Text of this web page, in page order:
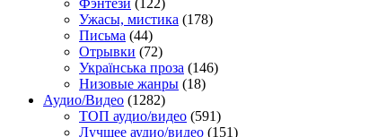
Ужасы, мистика (178)
Письма (44)
Отрывки (72)
Українська проза (146)
Низовые жанры (18)
Аудио/Видео (1282)
TOП аудио/видео (591)
Лучшее аудио/видео (151)